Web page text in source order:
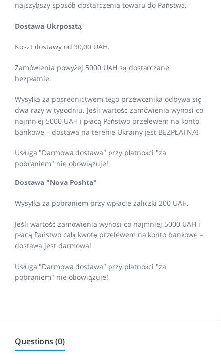
najszybszy sposób dostarczenia towaru do Państwa.
Dostawa Ukrposztą
Koszt dostawy od 30,00 UAH.
Zamówienia powyżej 5000 UAH są dostarczane
bezpłatnie.
Wysyłka za pośrednictwem tego przewoźnika odbywa się
dwa razy w tygodniu. Jeśli wartość zamówienia wynosi co
najmniej 5000 UAH i płacą Państwo przelewem na konto
bankowe – dostawa na terenie Ukrainy jest BEZPŁATNA!
Usługa "Darmowa dostawa" przy płatności "za
pobraniem" nie obowiązuje!
Dostawa "Nova Poshta"
Wysyłka za pobraniem przy wpłacie zaliczki 200 UAH.
Jeśli wartość zamówienia wynosi co najmniej 5000 UAH i
płacą Państwo całą kwotę przelewem na konto bankowe –
dostawa jest darmowa!
Usługa "Darmowa dostawa" przy płatności "za
pobraniem" nie obowiązuje!
Questions (0)